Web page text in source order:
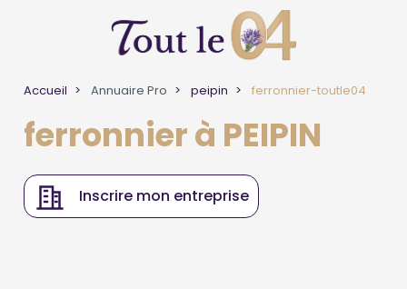
Accueil Annuaire Pro peipin ferronnier-toutle04
ferronnier à PEIPIN
Inscrire mon entreprise